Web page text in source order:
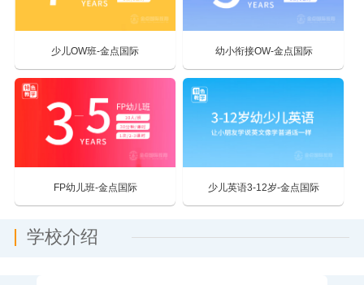
少儿OW班-金点国际 幼小衔接OW-金点国际
FP幼儿班-金点国际 少儿英语3-12岁-金点国际
学校介绍